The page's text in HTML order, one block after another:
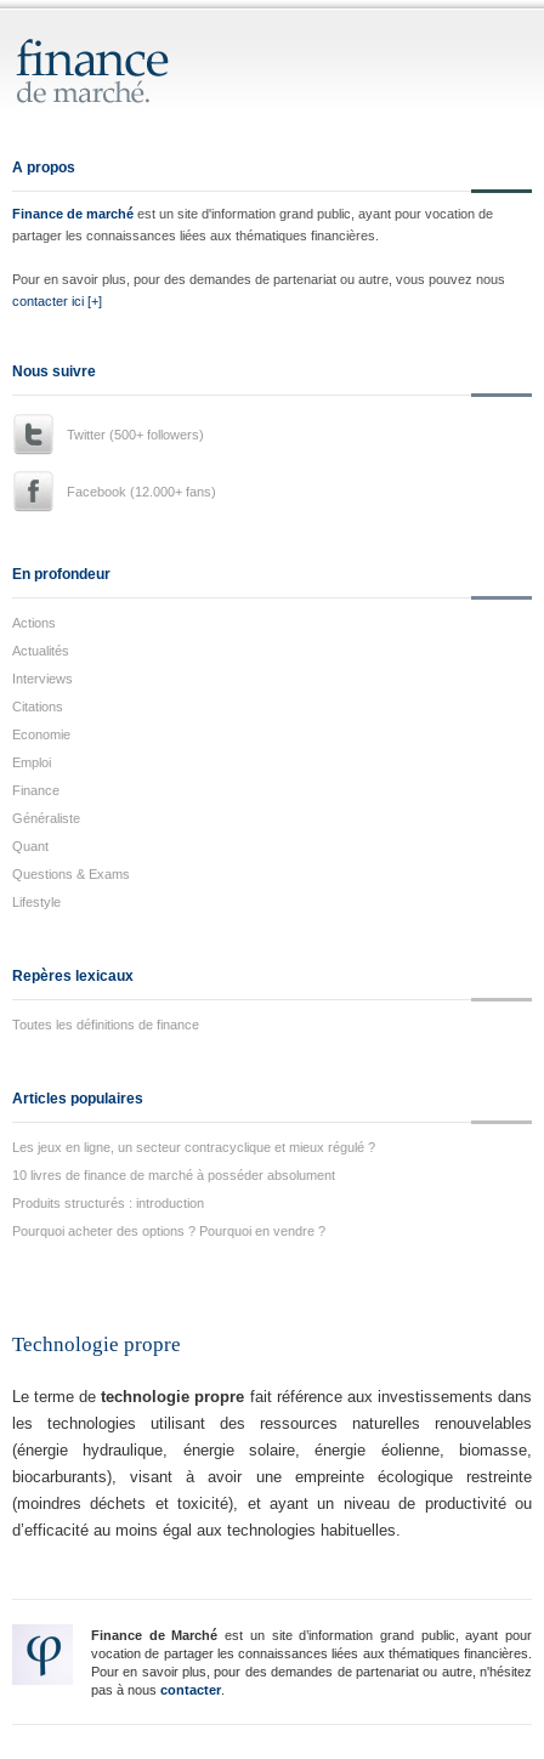
A propos
Finance de marché est un site d'information grand public, ayant pour vocation de
partager les connaissances liées aux thématiques financières.
Pour en savoir plus, pour des demandes de partenariat ou autre, vous pouvez nous
contacter ici [+]
Nous suivre
Twitter (500+ followers)
Facebook (12.000+ fans)
En profondeur
Actions
Actualités
Interviews
Citations
Economie
Emploi
Finance
Généraliste
Quant
Questions & Exams
Lifestyle
Repères lexicaux
Toutes les définitions de finance
Articles populaires
Les jeux en ligne, un secteur contracyclique et mieux régulé ?
10 livres de finance de marché à posséder absolument
Produits structurés : introduction
Pourquoi acheter des options ? Pourquoi en vendre ?
Technologie propre
Le terme detechnologie propre fait référence aux investissements dans
les technologies utilisant des ressources naturelles renouvelables
(énergie hydraulique, énergie solaire, énergie éolienne, biomasse,
biocarburants), visant à avoir une empreinte écologique restreinte
(moindres déchets et toxicité), et ayant un niveau de productivité ou
d’efficacité au moins égal aux technologies habituelles.
Finance de Marché est un site d’information grand public, ayant pour
vocation de partager les connaissances liées aux thématiques financières.
Pour en savoir plus, pour des demandes de partenariat ou autre, n'hésitez
pas à nous contacter.